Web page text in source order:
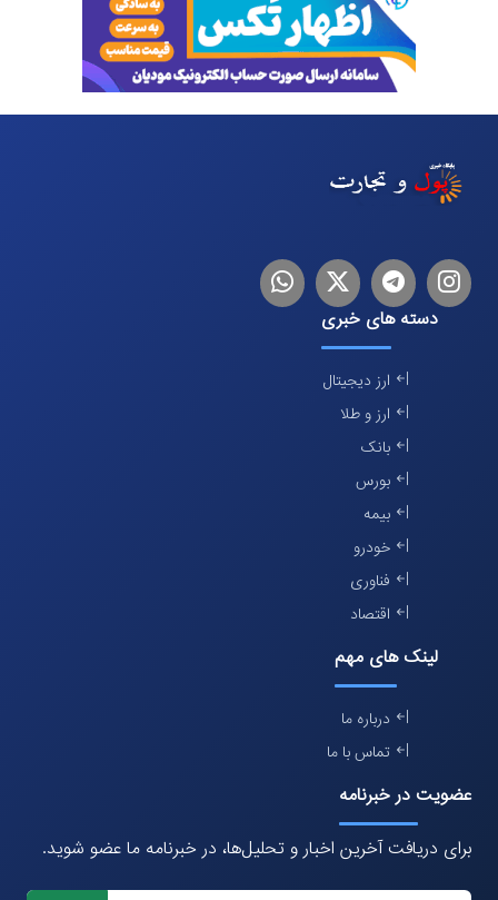
اینستاگرام
تلگرام توییترلینکدین
دسته های خبری
ارز دیجیتال
ارز و طلا
بانک
بورس
بیمه
خودرو
فناوری
اقتصاد
لینک های مهم
درباره ما
تماس با ما
عضویت در خبرنامه
برای دریافت آخرین اخبار و تحلیل‌ها، در خبرنامه ما عضو شوید.